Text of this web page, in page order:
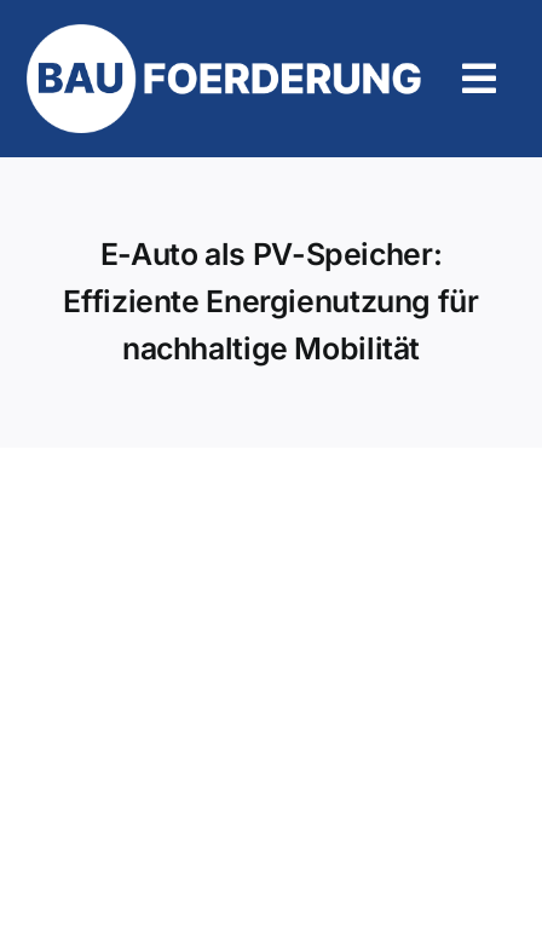
Inhalt
springen
E-Auto als PV-Speicher:
Effiziente Energienutzung für
nachhaltige Mobilität